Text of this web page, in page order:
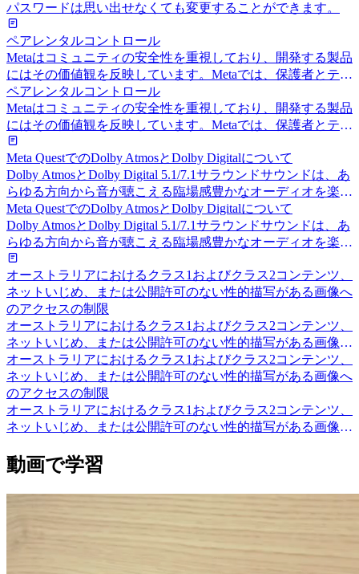
パスワードは思い出せなくても変更することができます。
ペアレンタルコントロール
Metaはコミュニティの安全性を重視しており、開発する製品
にはその価値観を反映しています。Metaでは、保護者とティ
ーンにバーチャルワールドを安心してご利用いただけるよう
に、一連のペアレンタルコントロール機能を導入していま
す。
ペアレンタルコントロール
Metaはコミュニティの安全性を重視しており、開発する製品
にはその価値観を反映しています。Metaでは、保護者とティ
ーンにバーチャルワールドを安心してご利用いただけるよう
に、一連のペアレンタルコントロール機能を導入していま
す。
Meta QuestでのDolby AtmosとDolby Digitalについて
Dolby AtmosとDolby Digital 5.1/7.1サラウンドサウンドは、あ
らゆる方向から音が聴こえる臨場感豊かなオーディオを楽し
めます。
Meta QuestでのDolby AtmosとDolby Digitalについて
Dolby AtmosとDolby Digital 5.1/7.1サラウンドサウンドは、あ
らゆる方向から音が聴こえる臨場感豊かなオーディオを楽し
めます。
オーストラリアにおけるクラス1およびクラス2コンテンツ、
ネットいじめ、または公開許可のない性的描写がある画像へ
のアクセスの制限
オーストラリアにおけるクラス1およびクラス2コンテンツ、
ネットいじめ、または公開許可のない性的描写がある画像へ
のアクセスを制限する方法についてご確認ください。
オーストラリアにおけるクラス1およびクラス2コンテンツ、
ネットいじめ、または公開許可のない性的描写がある画像へ
のアクセスの制限
オーストラリアにおけるクラス1およびクラス2コンテンツ、
ネットいじめ、または公開許可のない性的描写がある画像へ
動画で学習